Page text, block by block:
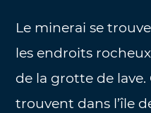
Le minerai se
les endroits
de la grotte de lave.
trouvent dans l’île